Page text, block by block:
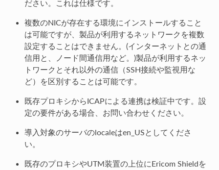
ださい。これは仕様です。
複数のNICが存在する環境にインストールすること
は可能ですが、製品が利用するネットワークを複数
設定することはできません。(インターネットとの通
信用と、ノード間通信用など。)製品が利用するネッ
トワークとそれ以外の通信（SSH接続や監視用な
ど）を区別することは可能です。
既存プロキシからICAPによる連携は検証中です。設
定の要件がある場合、お問い合わせください。
導入対象のサーバのlocaleはen_USとしてくださ
い。
既存のプロキシやUTM装置の上位にEricom Shieldを